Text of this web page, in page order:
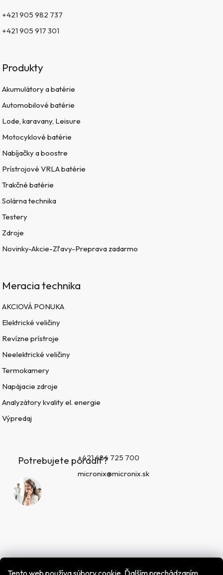
Tento web používa súbory cookie. Ďalším prechádzaním
+421 905 982 737
+421 905 917 301
Produkty
Akumulátory a batérie
Automobilové batérie
Lode, karavany, Leisure
Motocyklové batérie
Nabíjačky a boostre
Prístrojové VRLA batérie
Trakčné batérie
Solárna technika
Testery
Zdroje
Novinky-Akcie-Zľavy-Preprava zadarmo
Meracia technika
AKCIOVÁ PONUKA
Elektrické veličiny
Revízne prístroje
Neelektrické veličiny
Termokamery
Napájacie zdroje
Analyzátory kvality el. energie
Výpredaj
Potrebujete poradiť?+421 484 725 700
micronix@micronix.sk